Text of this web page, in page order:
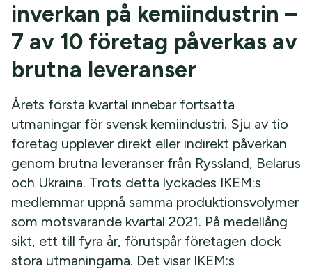
inverkan på kemiindustrin –
7 av 10 företag påverkas av
brutna leveranser
Årets första kvartal innebar fortsatta
utmaningar för svensk kemiindustri. Sju av tio
företag upplever direkt eller indirekt påverkan
genom brutna leveranser från Ryssland, Belarus
och Ukraina. Trots detta lyckades IKEM:s
medlemmar uppnå samma produktionsvolymer
som motsvarande kvartal 2021. På medellång
sikt, ett till fyra år, förutspår företagen dock
stora utmaningarna. Det visar IKEM:s